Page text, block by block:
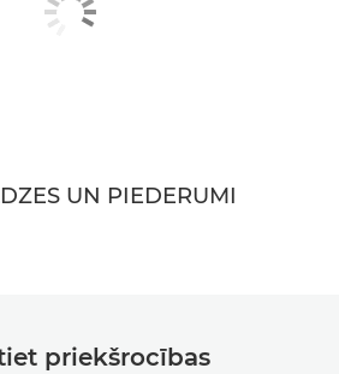
UN PIEDERUMI
priekšrocības